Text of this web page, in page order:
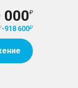
000
-918 600